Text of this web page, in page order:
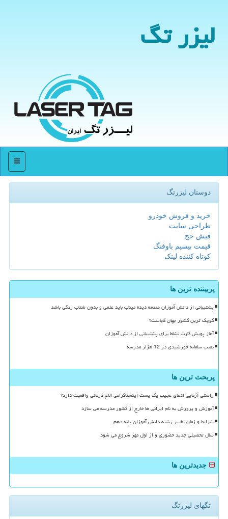
لیزر تگ
منو
دوستان لیزرتگ
خرید و فروش خودرو
طراحی سایت
فیش حج
قیمت بیسیم باوفنگ
کوتاه کننده لینک
پربیننده ترین ها
پشتیبانی از دانش آموزان صدمه دیده میناب باید علمی و بدون شتاب زدگی باشد
کوچک ترین کشور جهان کجاست؟
آغاز پویش کارت نشاط برای پشتیبانی از دانش آموزان
نصب سامانه خورشیدی در 12 هزار مدرسه
پربحث ترین ها
راستی آزمایی ادعای عجیب یک پست اینستاگرامی الاغ درمانی واقعیت دارد؟
آموزش و پرورش به نام ایرانی ها خارج از کشور مدرسه می سازد
شرایط و زمان تغییر رشته دانش آموزان پایه دهم
سال تحصیلی جدید حضوری و از اول مهر شروع می شود
جدیدترین ها
تگهای لیزرتگ